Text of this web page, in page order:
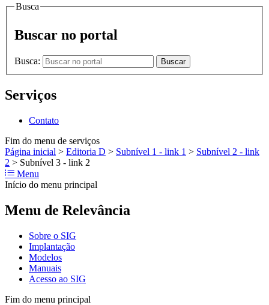
Busca
Buscar no portal
Busca: Buscar
Serviços
Contato
Fim do menu de serviços
Página inicial > Editoria D > Subnível 1 - link 1 > Subnível 2 - link
2 > Subnível 3 - link 2
Menu
Início do menu principal
Menu de Relevância
Sobre o SIG
Implantação
Modelos
Manuais
Acesso ao SIG
Fim do menu principal